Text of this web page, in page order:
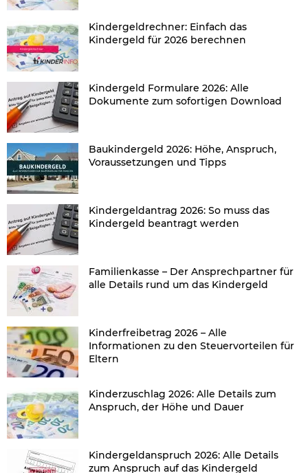
Kindergeldrechner: Einfach das
Kindergeld für 2026 berechnen
Kindergeld Formulare 2026: Alle
Dokumente zum sofortigen Download
Baukindergeld 2026: Höhe, Anspruch,
Voraussetzungen und Tipps
Kindergeldantrag 2026: So muss das
Kindergeld beantragt werden
Familienkasse – Der Ansprechpartner für
alle Details rund um das Kindergeld
Kinderfreibetrag 2026 – Alle
Informationen zu den Steuervorteilen für
Eltern
Kinderzuschlag 2026: Alle Details zum
Anspruch, der Höhe und Dauer
Kindergeldanspruch 2026: Alle Details
zum Anspruch auf das Kindergeld